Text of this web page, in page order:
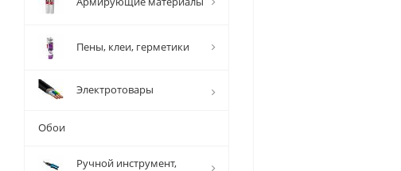
Пены, клеи, герметики
Электротовары
Обои
Ручной инструмент,